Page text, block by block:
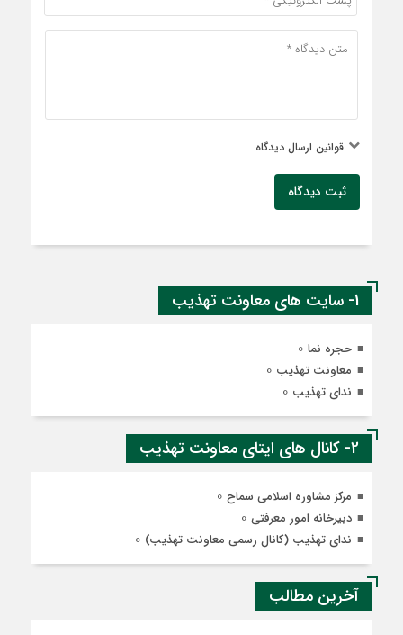
قوانین ارسال دیدگاه
ثبت دیدگاه
1- سایت های معاونت تهذیب
حجره نما
معاونت تهذیب
ندای تهذیب
2- کانال های ایتای معاونت تهذیب
مرکز مشاوره اسلامی سماح
دبیرخانه امور معرفتی
ندای تهذیب (کانال رسمی معاونت تهذیب)
آخرین مطالب